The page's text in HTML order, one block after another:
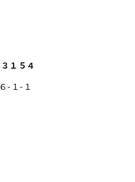
１５４
-１-１